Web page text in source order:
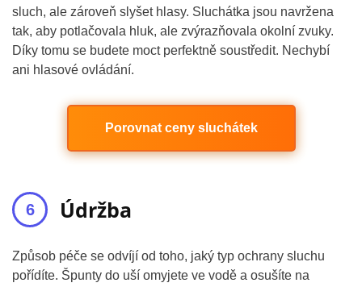
sluch, ale zároveň slyšet hlasy. Sluchátka jsou navržena
tak, aby potlačovala hluk, ale zvýrazňovala okolní zvuky.
Díky tomu se budete moct perfektně soustředit. Nechybí
ani hlasové ovládání.
Porovnat ceny sluchátek
Údržba
Způsob péče se odvíjí od toho, jaký typ ochrany sluchu
pořídíte. Špunty do uší omyjete ve vodě a osušíte na